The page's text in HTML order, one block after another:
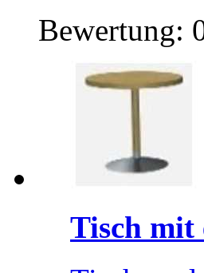
Bewertung:
Tisch mit